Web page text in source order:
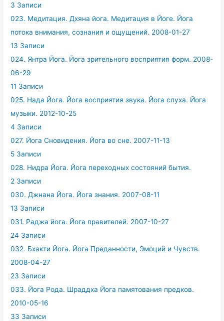
3 Записи
023. Медитация. Дхяна йога. Медитация в Йоге. Йога
потока внимания, сознания и ощущений. 2008-01-27
13 Записи
024. Янтра Йога. Йога зрительного восприятия форм. 2008-
06-29
11 Записи
025. Нада Йога. Йога восприятия звука. Йога слуха. Йога
музыки. 2012-10-25
4 Записи
027. Йога Сновидения. Йога во сне. 2007-11-13
5 Записи
028. Нидра Йога. Йога переходных состояний бытия.
2 Записи
030. Джнана Йога. Йога знания. 2007-08-11
13 Записи
031. Раджа йога. Йога правителей. 2007-10-27
24 Записи
032. Бхакти Йога. Йога Преданности, Эмоций и Чувств.
2008-04-27
23 Записи
033. Йога Рода. Шраддха Йога памятования предков.
2010-05-16
33 Записи